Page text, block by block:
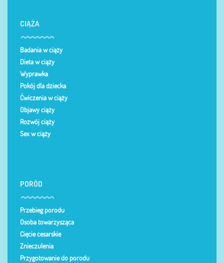
CIĄŻA
Badania w ciąży
Dieta w ciąży
Wyprawka
Pokój dla dziecka
Ćwiczenia w ciąży
Objawy ciąży
Rozwój ciąży
Sex w ciąży
PORÓD
Przebieg porodu
Osoba towarzysząca
Cięcie cesarskie
Znieczulenia
Przygotowanie do porodu